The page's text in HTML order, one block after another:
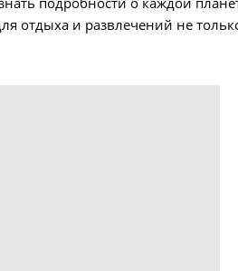
отдыха и развлечений не